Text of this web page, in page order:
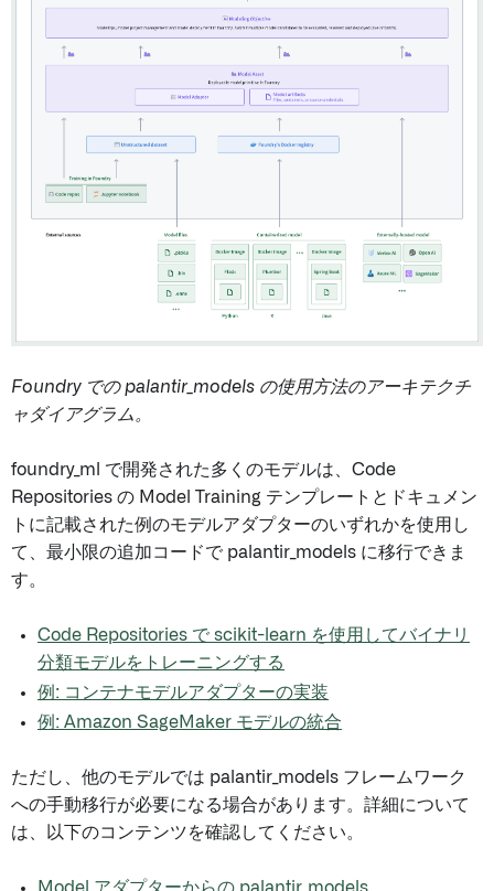
Foundry での palantir_models の使用方法のアーキテクチ
ャダイアグラム。
foundry_ml で開発された多くのモデルは、Code
Repositories の Model Training テンプレートとドキュメン
トに記載された例のモデルアダプターのいずれかを使用し
て、最小限の追加コードで palantir_models に移行できま
す。
Code Repositories で scikit-learn を使用してバイナリ
分類モデルをトレーニングする
例: コンテナモデルアダプターの実装
例: Amazon SageMaker モデルの統合
ただし、他のモデルでは palantir_models フレームワーク
への手動移行が必要になる場合があります。詳細について
は、以下のコンテンツを確認してください。
Model アダプターからの palantir_models。